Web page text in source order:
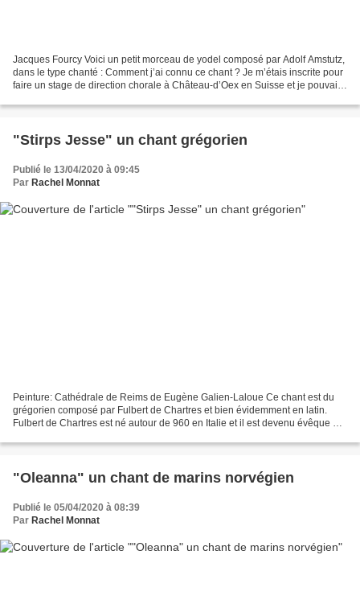
Jacques Fourcy Voici un petit morceau de yodel composé par Adolf Amstutz,
dans le type chanté : Comment j’ai connu ce chant ? Je m’étais inscrite pour
faire un stage de direction chorale à Château-d’Oex en Suisse et je pouvais
"Stirps Jesse" un chant grégorien
Publié le 13/04/2020 à 09:45
Par Rachel Monnat
Peinture: Cathédrale de Reims de Eugène Galien-Laloue Ce chant est du
grégorien composé par Fulbert de Chartres et bien évidemment en latin.
Fulbert de Chartres est né autour de 960 en Italie et il est devenu évêque à
"Oleanna" un chant de marins norvégien
Publié le 05/04/2020 à 08:39
Par Rachel Monnat